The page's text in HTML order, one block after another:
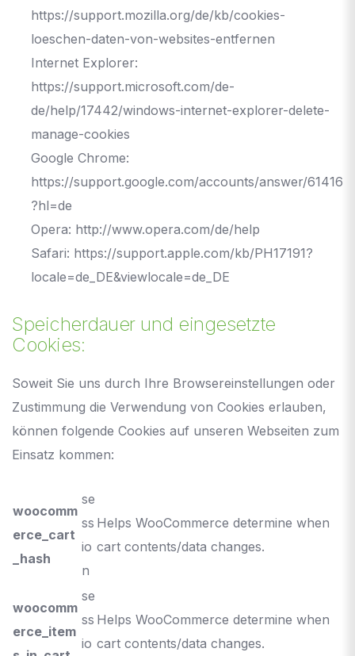
https://support.mozilla.org/de/kb/cookies-
loeschen-daten-von-websites-entfernen
Internet Explorer:
https://support.microsoft.com/de-
de/help/17442/windows-internet-explorer-delete-
manage-cookies
Google Chrome:
https://support.google.com/accounts/answer/61416
?hl=de
Opera: http://www.opera.com/de/help
Safari: https://support.apple.com/kb/PH17191?
locale=de_DE&viewlocale=de_DE
Speicherdauer und eingesetzte
Cookies:
Soweit Sie uns durch Ihre Browsereinstellungen oder
Zustimmung die Verwendung von Cookies erlauben,
können folgende Cookies auf unseren Webseiten zum
Einsatz kommen:
woocomm
erce_cart
_hash
se
ss
io
n
Helps WooCommerce determine when
cart contents/data changes.
woocomm
erce_item
se
ss
io
Helps WooCommerce determine when
cart contents/data changes.